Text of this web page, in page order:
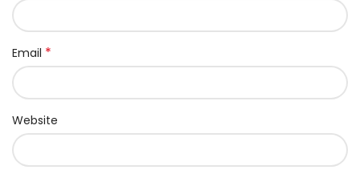
Email *
Website